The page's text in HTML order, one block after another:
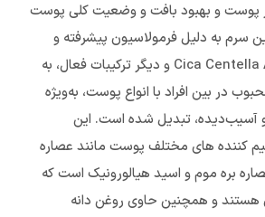
پوست و بهبود بافت و وضعیت کلی پوست
سرم به دلیل فرمولاسیون پیشرفته و
استفاده از Cica Centella Asiatica و دیگر ترکیبات فعال، به
در بین افراد با انواع پوست، به‌ویژه
تبدیل شده است. این
کننده ‌های مختلف پوست مانند عصاره
بره موم و اسید هیالورونیک است که
و همچنین حاوی روغن دانه